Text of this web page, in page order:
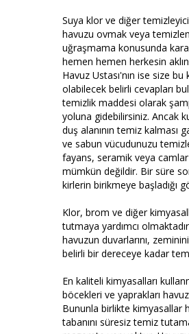
Suya klor ve diğer
havuzu ovmak veya
uğraşmama konusunda
hemen hemen herkesin
Havuz Ustası'nın ise size bu
olabilecek belirli cevapları
temizlik maddesi olarak
yoluna gidebilirsiniz. Ancak
duş alanının temiz kalması
ve sabun vücudunuzu
fayans, seramik veya
mümkün değildir. Bir süre
kirlerin birikmeye başladığı
Klor, brom ve diğer
tutmaya yardımcı
havuzun duvarlarını,
belirli bir dereceye kadar
En kaliteli kimyasalları
böcekleri ve yaprakları
Bununla birlikte kimyasallar
tabanını süresiz temiz